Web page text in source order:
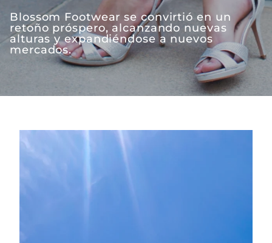
Blossom Footwear se convirtió en un
retoño próspero, alcanzando nuevas
alturas y expandiéndose a nuevos
mercados.